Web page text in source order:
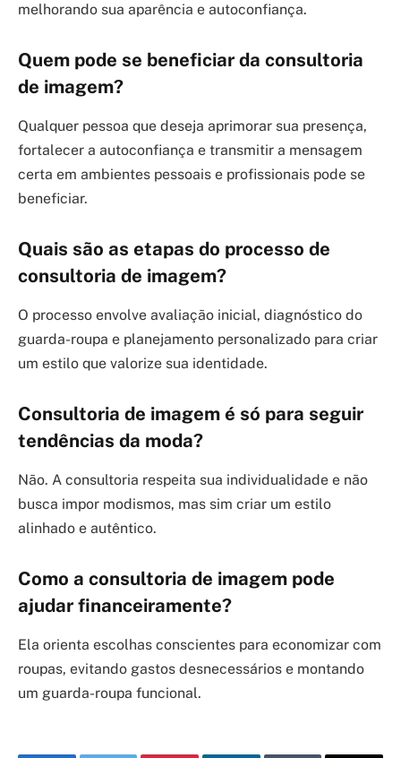
melhorando sua aparência e autoconfiança.
Quem pode se beneficiar da consultoria
de imagem?
Qualquer pessoa que deseja aprimorar sua presença,
fortalecer a autoconfiança e transmitir a mensagem
certa em ambientes pessoais e profissionais pode se
beneficiar.
Quais são as etapas do processo de
consultoria de imagem?
O processo envolve avaliação inicial, diagnóstico do
guarda-roupa e planejamento personalizado para criar
um estilo que valorize sua identidade.
Consultoria de imagem é só para seguir
tendências da moda?
Não. A consultoria respeita sua individualidade e não
busca impor modismos, mas sim criar um estilo
alinhado e autêntico.
Como a consultoria de imagem pode
ajudar financeiramente?
Ela orienta escolhas conscientes para economizar com
roupas, evitando gastos desnecessários e montando
um guarda-roupa funcional.